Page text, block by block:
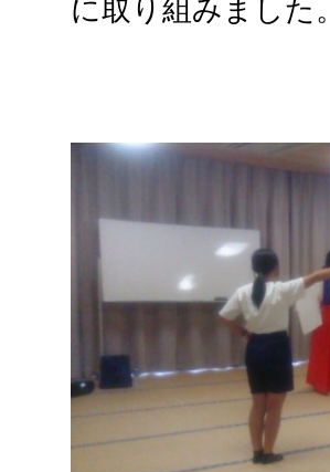
に取り組みました。